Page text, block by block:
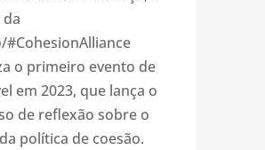
da
#CohesionAlliance
o primeiro evento de
em 2023, que lança o
de reflexão sobre o
política de coesão.